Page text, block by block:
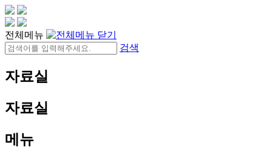
전체메뉴
검색
자료실
자료실
메뉴